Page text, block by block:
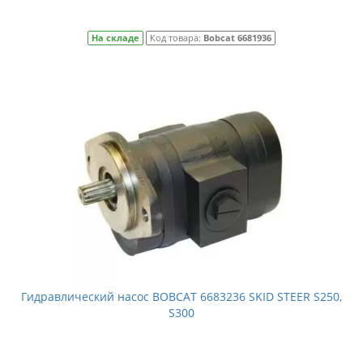
На складе Код товара: Bobcat 6681936
Гидравлический насос BOBCAT 6683236 SKID STEER S250,
S300